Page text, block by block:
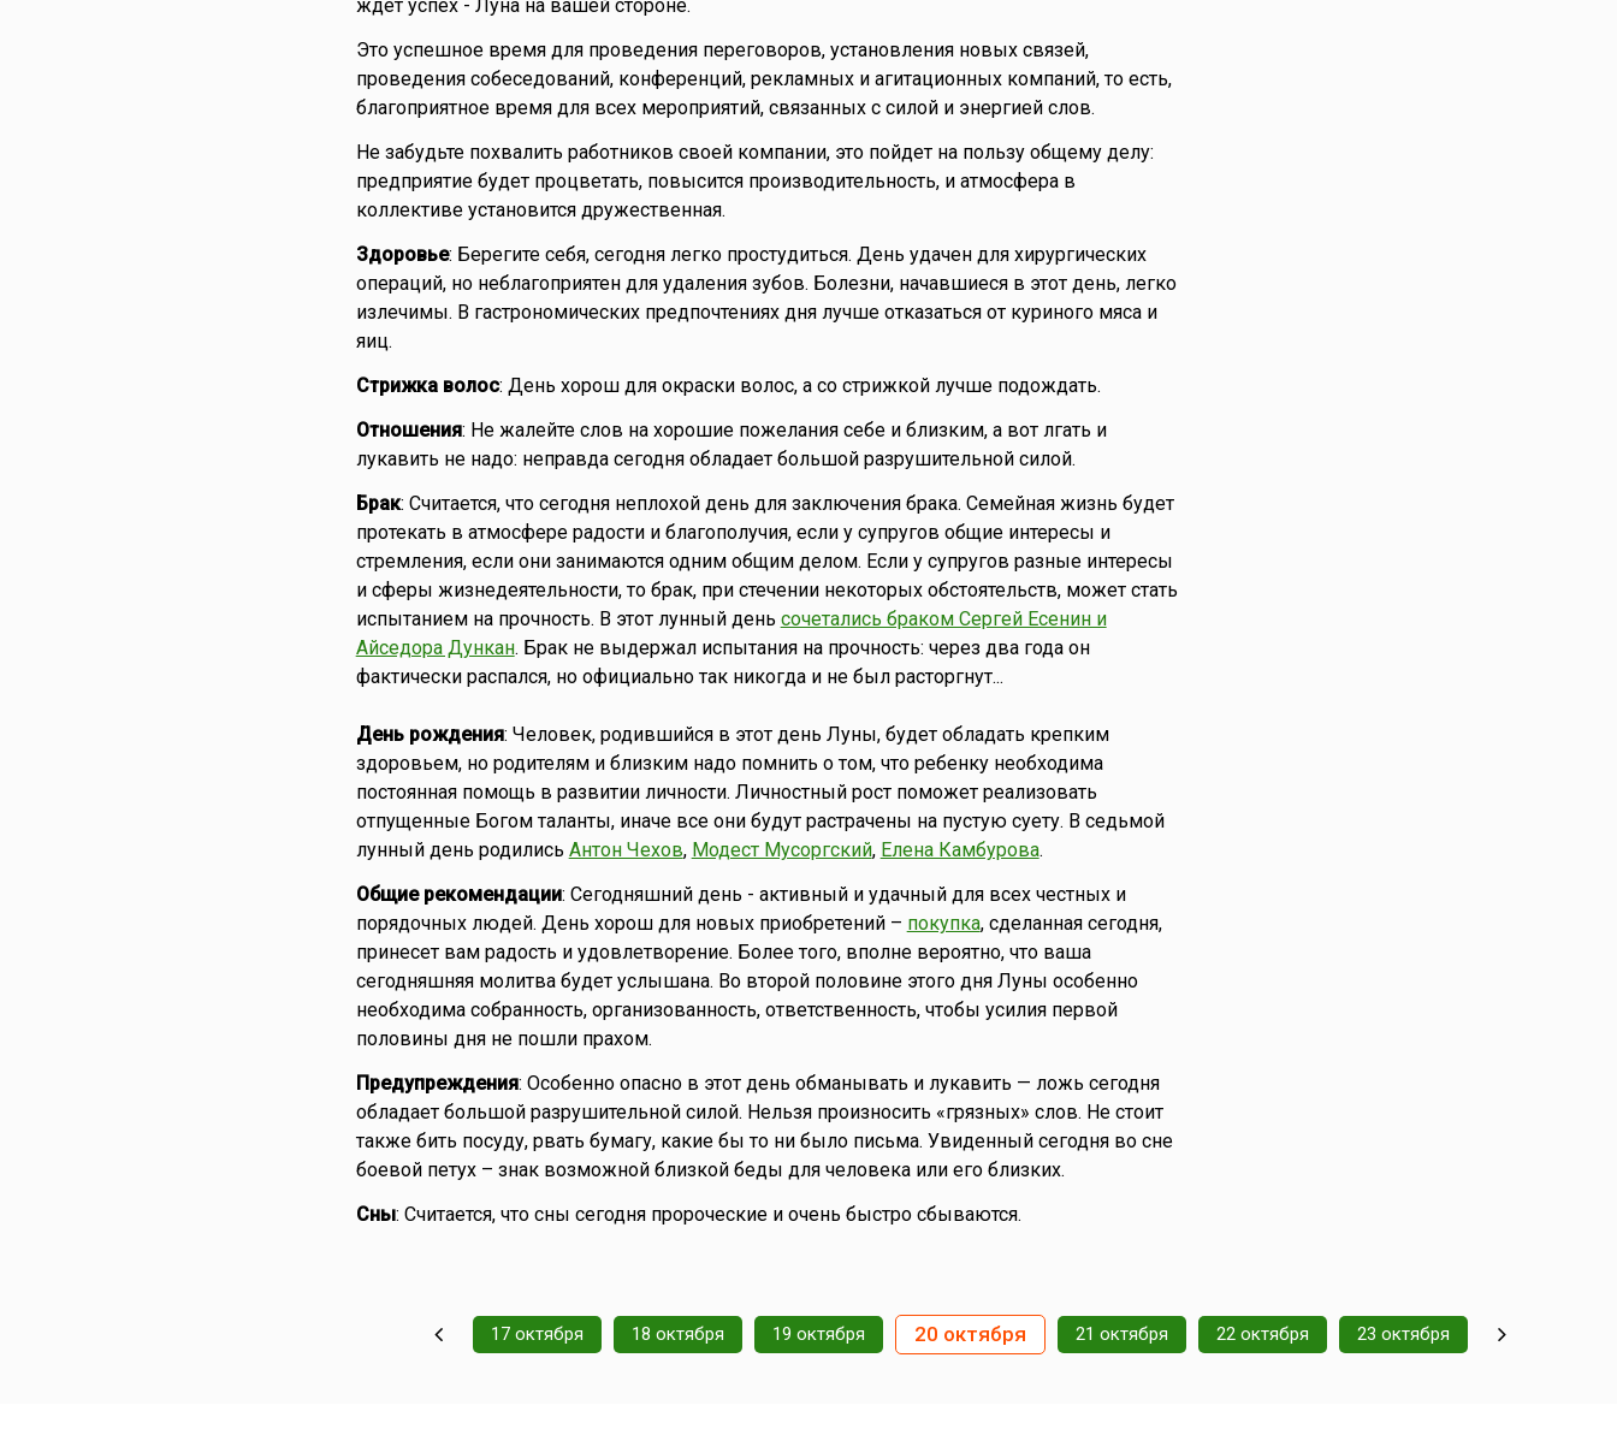
ждет успех - Луна на вашей стороне.
Это успешное время для проведения переговоров, установления новых связей,
проведения собеседований, конференций, рекламных и агитационных компаний, то есть,
благоприятное время для всех мероприятий, связанных с силой и энергией слов.
Не забудьте похвалить работников своей компании, это пойдет на пользу общему делу:
предприятие будет процветать, повысится производительность, и атмосфера в
коллективе установится дружественная.
Здоровье: Берегите себя, сегодня легко простудиться. День удачен для хирургических
операций, но неблагоприятен для удаления зубов. Болезни, начавшиеся в этот день, легко
излечимы. В гастрономических предпочтениях дня лучше отказаться от куриного мяса и
яиц.
Стрижка волос: День хорош для окраски волос, а со стрижкой лучше подождать.
Отношения: Не жалейте слов на хорошие пожелания себе и близким, а вот лгать и
лукавить не надо: неправда сегодня обладает большой разрушительной силой.
Брак: Считается, что сегодня неплохой день для заключения брака. Семейная жизнь будет
протекать в атмосфере радости и благополучия, если у супругов общие интересы и
стремления, если они занимаются одним общим делом. Если у супругов разные интересы
и сферы жизнедеятельности, то брак, при стечении некоторых обстоятельств, может стать
испытанием на прочность. В этот лунный день сочетались браком Сергей Есенин и
Айседора Дункан. Брак не выдержал испытания на прочность: через два года он
фактически распался, но официально так никогда и не был расторгнут...
День рождения: Человек, родившийся в этот день Луны, будет обладать крепким
здоровьем, но родителям и близким надо помнить о том, что ребенку необходима
постоянная помощь в развитии личности. Личностный рост поможет реализовать
отпущенные Богом таланты, иначе все они будут растрачены на пустую суету. В седьмой
лунный день родились Антон Чехов, Модест Мусоргский, Елена Камбурова.
Общие рекомендации: Сегодняшний день - активный и удачный для всех честных и
порядочных людей. День хорош для новых приобретений – покупка, сделанная сегодня,
принесет вам радость и удовлетворение. Более того, вполне вероятно, что ваша
сегодняшняя молитва будет услышана. Во второй половине этого дня Луны особенно
необходима собранность, организованность, ответственность, чтобы усилия первой
половины дня не пошли прахом.
Предупреждения: Особенно опасно в этот день обманывать и лукавить — ложь сегодня
обладает большой разрушительной силой. Нельзя произносить «грязных» слов. Не стоит
также бить посуду, рвать бумагу, какие бы то ни было письма. Увиденный сегодня во сне
боевой петух – знак возможной близкой беды для человека или его близких.
Сны: Считается, что сны сегодня пророческие и очень быстро сбываются.
17 октября 18 октября 19 октября 20 октября 21 октября 22 октября 23 октября